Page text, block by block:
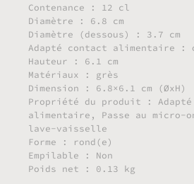
Contenance : 12 cl
Diamètre : 6.8 cm
Diamètre (dessous) : 3.7 cm
Adapté contact alimentaire :
Hauteur : 6.1 cm
Matériaux : grès
Dimension : 6.8×6.1 cm (ØxH)
Propriété du produit :
alimentaire, Passe au micro-
lave-vaisselle
Forme : rond(e)
Empilable : Non
Poids net : 0.13 kg